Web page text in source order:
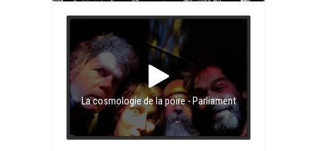
La cosmologie de la poire - Parliament